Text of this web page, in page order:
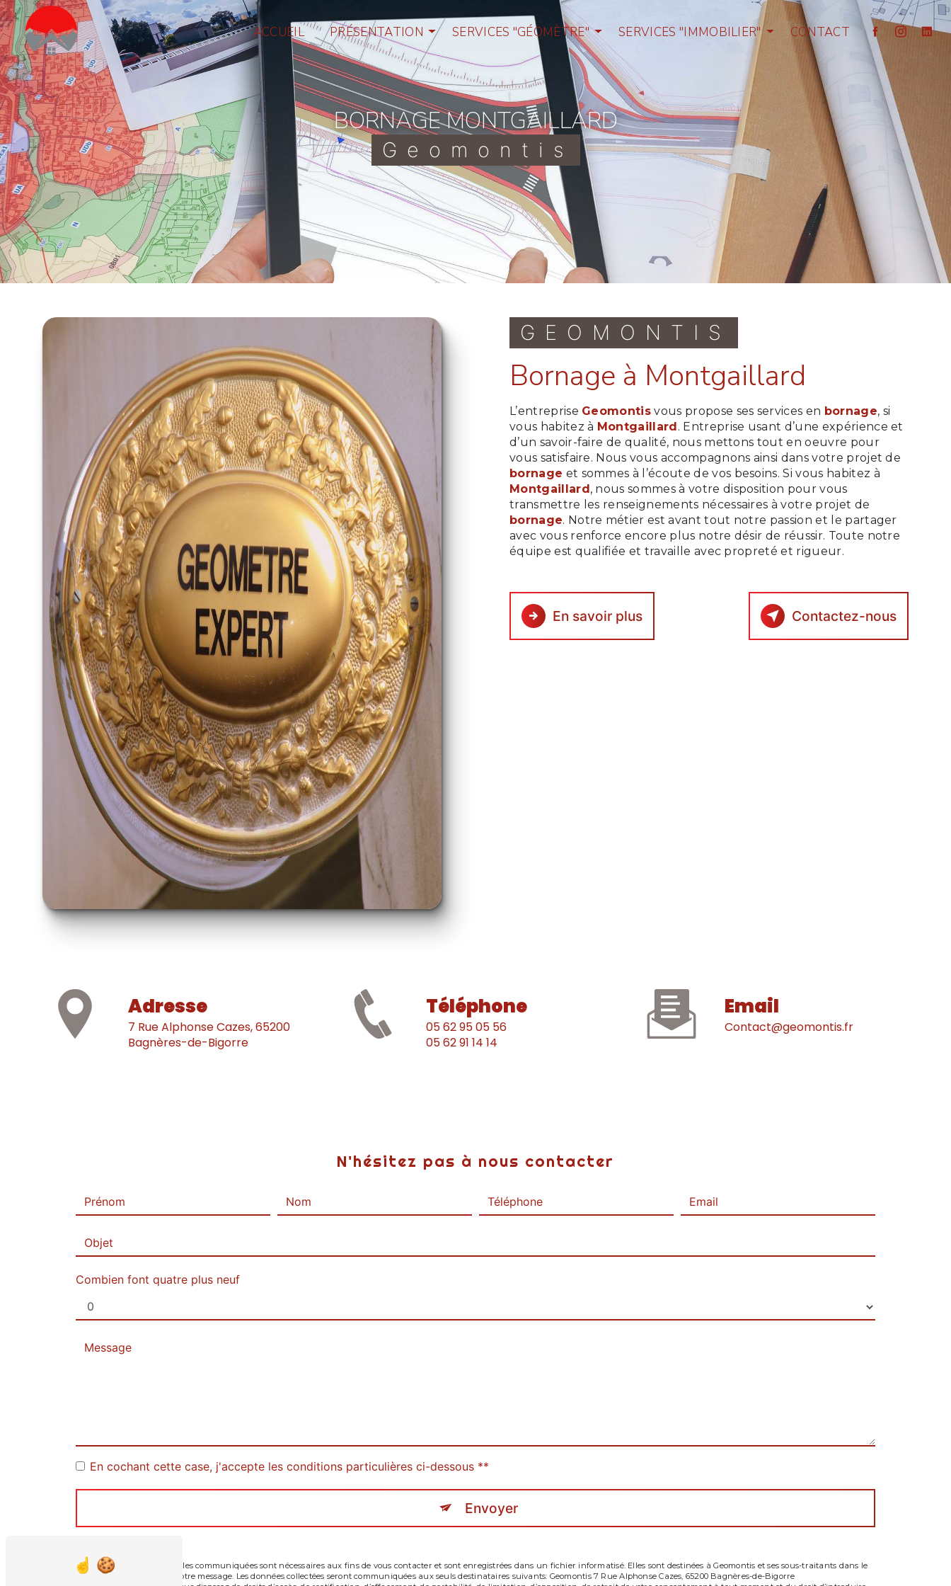
ACCUEIL PRÉSENTATION SERVICES "GÉOMÈTRE" SERVICES "IMMOBILIER" CONTACT
BORNAGE MONTGAILLARD
Geomontis
GEOMONTIS
bornage à Montgaillard
L’entreprise Geomontis vous propose ses services en bornage, si
vous habitez à Montgaillard. Entreprise usant d’une expérience et
d’un savoir-faire de qualité, nous mettons tout en oeuvre pour
vous satisfaire. Nous vous accompagnons ainsi dans votre projet de
bornage et sommes à l’écoute de vos besoins. Si vous habitez à
Montgaillard, nous sommes à votre disposition pour vous
transmettre les renseignements nécessaires à votre projet de
bornage. Notre métier est avant tout notre passion et le partager
avec vous renforce encore plus notre désir de réussir. Toute notre
équipe est qualifiée et travaille avec propreté et rigueur.
En savoir plus Contactez-nous
Adresse
7 Rue Alphonse Cazes, 65200
Bagnères-de-Bigorre
Téléphone
05 62 95 05 56
05 62 91 14 14
Email
contact@geomontis.fr
N'hésitez pas à nous contacter
Combien font quatre plus neuf
En cochant cette case, j'accepte les conditions particulières ci-dessous **
Envoyer
** Les données personnelles communiquées sont nécessaires aux fins de vous contacter et sont enregistrées dans un fichier informatisé. Elles sont destinées à Geomontis et ses sous-traitants dans le
seul but de répondre à votre message. Les données collectées seront communiquées aux seuls destinataires suivants: Geomontis 7 Rue Alphonse Cazes, 65200 Bagnères-de-Bigorre
Panneau de gestion des cookies